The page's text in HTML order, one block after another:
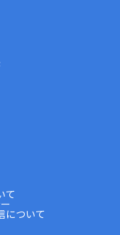
て
について